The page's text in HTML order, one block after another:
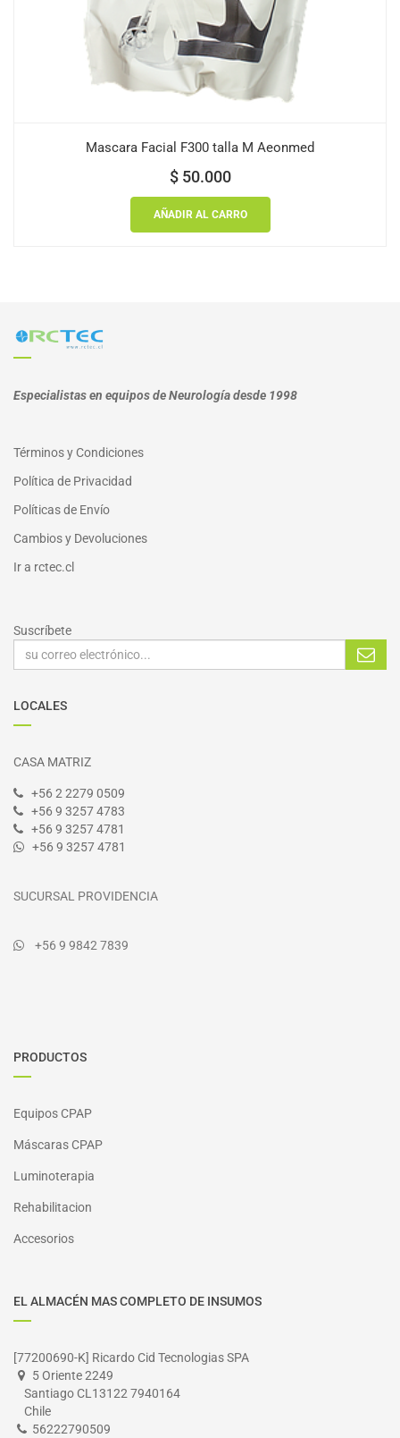
Mascara Facial F300 talla M Aeonmed
$ 50.000
AÑADIR AL CARRO
Especialistas en equipos de Neurología desde 1998
Términos y Condiciones
Política de Privacidad
Políticas de Envío
Cambios y Devoluciones
Ir a rctec.cl
Suscríbete
LOCALES
CASA MATRIZ
+56 2 2279 0509
+56 9 3257 4783
+56 9 3257 4781
+56 9 3257 4781
SUCURSAL PROVIDENCIA
+56 9 9842 7839
PRODUCTOS
Equipos CPAP
Máscaras CPAP
Luminoterapia
Rehabilitacion
Accesorios
EL ALMACÉN MAS COMPLETO DE INSUMOS
[77200690-K] Ricardo Cid Tecnologias SPA
5 Oriente 2249
Santiago CL13122 7940164
Chile
56222790509